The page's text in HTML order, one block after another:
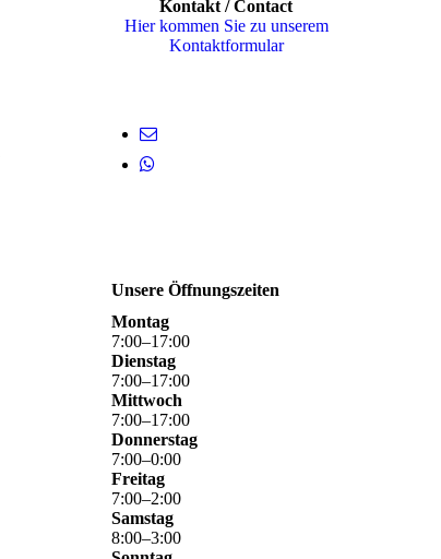
Kontakt / Contact
Hier kommen Sie zu unserem
Kon­takt­for­mu­lar
Unsere Öffnungszeiten
Montag
7:00–17:00
Dienstag
7:00–17:00
Mittwoch
7:00–17:00
Donnerstag
7:00–0:00
Freitag
7:00–2:00
Samstag
8:00–3:00